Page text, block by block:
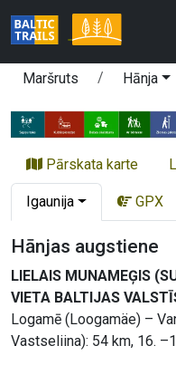
Maršruts Hānja
Pārskata karte
Igaunija GPX
Hānjas augstiene
LIELAIS MUNAMEĢIS
VIETA BALTIJAS
Logamē (Loogamäe) –
Vastseliina): 54 km, 16.